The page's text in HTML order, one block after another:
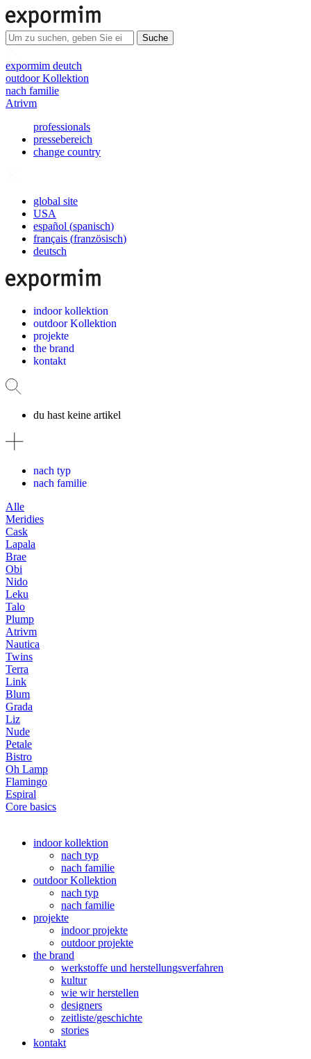
Suche
expormim deutch
outdoor Kollektion
nach familie
Atrivm
professionals
pressebereich
change country
global site
USA
español (spanisch)
français (französisch)
deutsch
indoor kollektion
outdoor Kollektion
projekte
the brand
kontakt
du hast keine artikel
nach typ
nach familie
Alle
Meridies
Cask
Lapala
Brae
Obi
Nido
Leku
Talo
Plump
Atrivm
Nautica
Twins
Terra
Link
Blum
Grada
Liz
Nude
Petale
Bistro
Oh Lamp
Flamingo
Espiral
Core basics
indoor kollektion
nach typ
nach familie
outdoor Kollektion
nach typ
nach familie
projekte
indoor projekte
outdoor projekte
the brand
werkstoffe und herstellungsverfahren
kultur
wie wir herstellen
designers
zeitliste/geschichte
stories
kontakt